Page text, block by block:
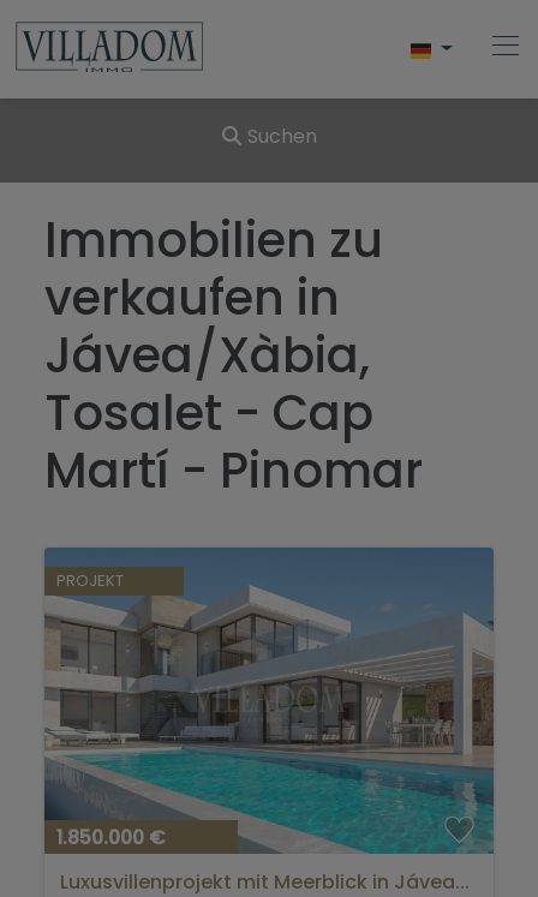
Kaufen
Verkauf
Javea
Dienste
Blog
Kontakt
Suchen
Immobilien zu
verkaufen in
Jávea/Xàbia,
Tosalet - Cap
Martí - Pinomar
PROJEKT
1.850.000 €
Luxusvillenprojekt mit Meerblick in Jávea...